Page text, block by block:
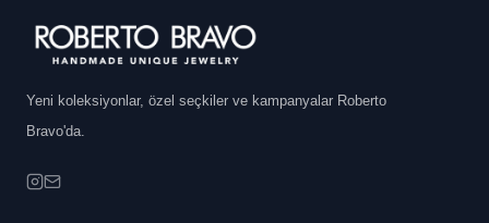
Yeni koleksiyonlar, özel seçkiler ve kampanyalar Roberto
Bravo'da.